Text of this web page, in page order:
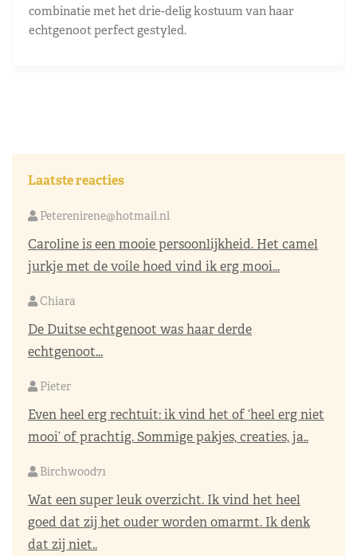
combinatie met het drie-delig kostuum van haar
echtgenoot perfect gestyled.
Laatste reacties
Peterenirene@hotmail.nl
Caroline is een mooie persoonlijkheid. Het camel
jurkje met de voile hoed vind ik erg mooi...
Chiara
De Duitse echtgenoot was haar derde
echtgenoot...
Pieter
Even heel erg rechtuit: ik vind het of ‘heel erg niet
mooi’ of prachtig. Sommige pakjes, creaties, ja..
Birchwood71
Wat een super leuk overzicht. Ik vind het heel
goed dat zij het ouder worden omarmt. Ik denk
dat zij niet..